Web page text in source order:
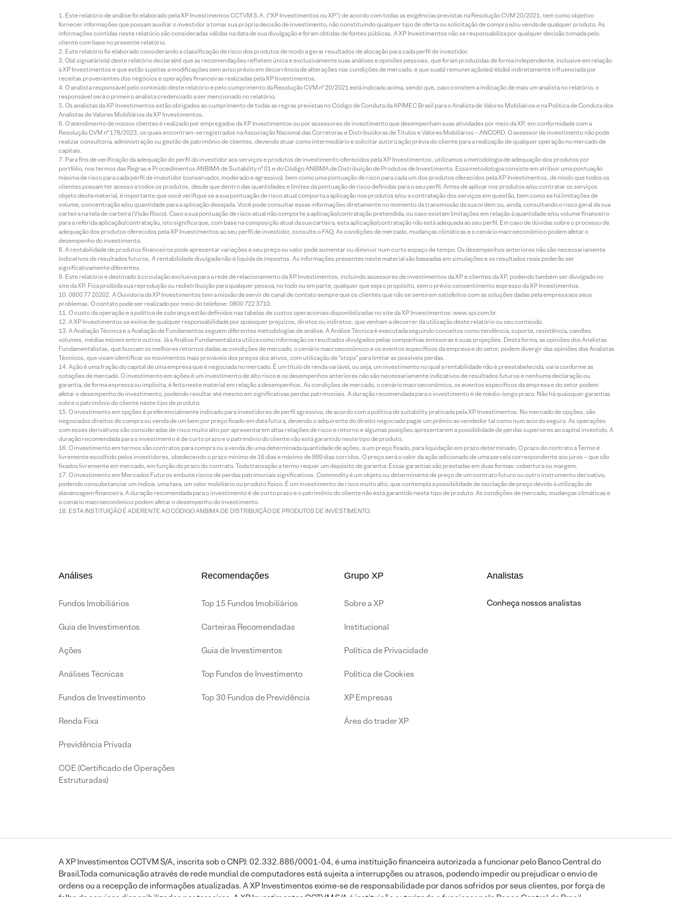
Este relatório de análise foi elaborado pela XP Investimentos CCTVM S.A. (“XP Investimentos ou XP”) de acordo com todas as exigências previstas na Resolução CVM 20/2021, tem como objetivo
fornecer informações que possam auxiliar o investidor a tomar sua própria decisão de investimento, não constituindo qualquer tipo de oferta ou solicitação de compra e/ou venda de qualquer produto. As
informações contidas neste relatório são consideradas válidas na data de sua divulgação e foram obtidas de fontes públicas. A XP Investimentos não se responsabiliza por qualquer decisão tomada pelo
cliente com base no presente relatório.
Este relatório foi elaborado considerando a classificação de risco dos produtos de modo a gerar resultados de alocação para cada perfil de investidor.
O(s) signatário(s) deste relatório declara(m) que as recomendações refletem única e exclusivamente suas análises e opiniões pessoais, que foram produzidas de forma independente, inclusive em relação
à XP Investimentos e que estão sujeitas a modificações sem aviso prévio em decorrência de alterações nas condições de mercado, e que sua(s) remuneração(es) é(são) indiretamente influenciada por
receitas provenientes dos negócios e operações financeiras realizadas pela XP Investimentos.
O analista responsável pelo conteúdo deste relatório e pelo cumprimento da Resolução CVM nº 20/2021 está indicado acima, sendo que, caso constem a indicação de mais um analista no relatório, o
responsável será o primeiro analista credenciado a ser mencionado no relatório.
Os analistas da XP Investimentos estão obrigados ao cumprimento de todas as regras previstas no Código de Conduta da APIMEC Brasil para o Analista de Valores Mobiliários e na Política de Conduta dos
Analistas de Valores Mobiliários da XP Investimentos.
O atendimento de nossos clientes é realizado por empregados da XP Investimentos ou por assessores de investimento que desempenham suas atividades por meio da XP, em conformidade com a
Resolução CVM nº 178/2023, os quais encontram-se registrados na Associação Nacional das Corretoras e Distribuidoras de Títulos e Valores Mobiliários – ANCORD. O assessor de investimento não pode
realizar consultoria, administração ou gestão de patrimônio de clientes, devendo atuar como intermediário e solicitar autorização prévia do cliente para a realização de qualquer operação no mercado de
capitais.
Para fins de verificação da adequação do perfil do investidor aos serviços e produtos de investimento oferecidos pela XP Investimentos, utilizamos a metodologia de adequação dos produtos por
portfólio, nos termos das Regras e Procedimentos ANBIMA de Suitability nº 01 e do Código ANBIMA de Distribuição de Produtos de Investimento. Essa metodologia consiste em atribuir uma pontuação
máxima de risco para cada perfil de investidor (conservador, moderado e agressivo), bem como uma pontuação de risco para cada um dos produtos oferecidos pela XP Investimentos, de modo que todos os
clientes possam ter acesso a todos os produtos, desde que dentro das quantidades e limites da pontuação de risco definidas para o seu perfil. Antes de aplicar nos produtos e/ou contratar os serviços
objeto deste material, é importante que você verifique se a sua pontuação de risco atual comporta a aplicação nos produtos e/ou a contratação dos serviços em questão, bem como se há limitações de
volume, concentração e/ou quantidade para a aplicação desejada. Você pode consultar essas informações diretamente no momento da transmissão da sua ordem ou, ainda, consultando o risco geral da sua
carteira na tela de carteira (Visão Risco). Caso a sua pontuação de risco atual não comporte a aplicação/contratação pretendida, ou caso existam limitações em relação à quantidade e/ou volume financeiro
para a referida aplicação/contratação, isto significa que, com base na composição atual da sua carteira, esta aplicação/contratação não está adequada ao seu perfil. Em caso de dúvidas sobre o processo de
adequação dos produtos oferecidos pela XP Investimentos ao seu perfil de investidor, consulte o FAQ. As condições de mercado, mudanças climáticas e o cenário macroeconômico podem afetar o
desempenho do investimento.
A rentabilidade de produtos financeiros pode apresentar variações e seu preço ou valor pode aumentar ou diminuir num curto espaço de tempo. Os desempenhos anteriores não são necessariamente
indicativos de resultados futuros. A rentabilidade divulgada não é líquida de impostos. As informações presentes neste material são baseadas em simulações e os resultados reais poderão ser
significativamente diferentes.
Este relatório é destinado à circulação exclusiva para a rede de relacionamento da XP Investimentos, incluindo assessores de investimentos da XP e clientes da XP, podendo também ser divulgado no
site da XP. Fica proibida sua reprodução ou redistribuição para qualquer pessoa, no todo ou em parte, qualquer que seja o propósito, sem o prévio consentimento expresso da XP Investimentos.
0800 77 20202. A Ouvidoria da XP Investimentos tem a missão de servir de canal de contato sempre que os clientes que não se sentirem satisfeitos com as soluções dadas pela empresa aos seus
problemas. O contato pode ser realizado por meio do telefone: 0800 722 3710.
O custo da operação e a política de cobrança estão definidos nas tabelas de custos operacionais disponibilizadas no site da XP Investimentos: www.xpi.com.br.
A XP Investimentos se exime de qualquer responsabilidade por quaisquer prejuízos, diretos ou indiretos, que venham a decorrer da utilização deste relatório ou seu conteúdo.
A Avaliação Técnica e a Avaliação de Fundamentos seguem diferentes metodologias de análise. A Análise Técnica é executada seguindo conceitos como tendência, suporte, resistência, candles,
volumes, médias móveis entre outros. Já a Análise Fundamentalista utiliza como informação os resultados divulgados pelas companhias emissoras e suas projeções. Desta forma, as opiniões dos Analistas
Fundamentalistas, que buscam os melhores retornos dadas as condições de mercado, o cenário macroeconômico e os eventos específicos da empresa e do setor, podem divergir das opiniões dos Analistas
Técnicos, que visam identificar os movimentos mais prováveis dos preços dos ativos, com utilização de “stops” para limitar as possíveis perdas.
Ação é uma fração do capital de uma empresa que é negociada no mercado. É um título de renda variável, ou seja, um investimento no qual a rentabilidade não é preestabelecida, varia conforme as
cotações de mercado. O investimento em ações é um investimento de alto risco e os desempenhos anteriores não são necessariamente indicativos de resultados futuros e nenhuma declaração ou
garantia, de forma expressa ou implícita, é feita neste material em relação a desempenhos. As condições de mercado, o cenário macroeconômico, os eventos específicos da empresa e do setor podem
afetar o desempenho do investimento, podendo resultar até mesmo em significativas perdas patrimoniais. A duração recomendada para o investimento é de médio-longo prazo. Não há quaisquer garantias
sobre o patrimônio do cliente neste tipo de produto.
O investimento em opções é preferencialmente indicado para investidores de perfil agressivo, de acordo com a política de suitability praticada pela XP Investimentos. No mercado de opções, são
negociados direitos de compra ou venda de um bem por preço fixado em data futura, devendo o adquirente do direito negociado pagar um prêmio ao vendedor tal como num acordo seguro. As operações
com esses derivativos são consideradas de risco muito alto por apresentarem altas relações de risco e retorno e algumas posições apresentarem a possibilidade de perdas superiores ao capital investido. A
duração recomendada para o investimento é de curto prazo e o patrimônio do cliente não está garantido neste tipo de produto.
O investimento em termos são contratos para compra ou a venda de uma determinada quantidade de ações, a um preço fixado, para liquidação em prazo determinado. O prazo do contrato a Termo é
livremente escolhido pelos investidores, obedecendo o prazo mínimo de 16 dias e máximo de 999 dias corridos. O preço será o valor da ação adicionado de uma parcela correspondente aos juros – que são
fixados livremente em mercado, em função do prazo do contrato. Toda transação a termo requer um depósito de garantia. Essas garantias são prestadas em duas formas: cobertura ou margem.
O investimento em Mercados Futuros embute riscos de perdas patrimoniais significativos. Commodity é um objeto ou determinante de preço de um contrato futuro ou outro instrumento derivativo,
podendo consubstanciar um índice, uma taxa, um valor mobiliário ou produto físico. É um investimento de risco muito alto, que contempla a possibilidade de oscilação de preço devido à utilização de
alavancagem financeira. A duração recomendada para o investimento é de curto prazo e o patrimônio do cliente não está garantido neste tipo de produto. As condições de mercado, mudanças climáticas e
o cenário macroeconômico podem afetar o desempenho do investimento.
ESTA INSTITUIÇÃO É ADERENTE AO CÓDIGO ANBIMA DE DISTRIBUIÇÃO DE PRODUTOS DE INVESTIMENTO.
Análises
Fundos Imobiliários
Guia de Investimentos
Ações
Análises Técnicas
Fundos de Investimento
Renda Fixa
Previdência Privada
COE (Certificado de Operações
Estruturadas)
Recomendações
Top 15 Fundos Imobiliários
Carteiras Recomendadas
Guia de Investimentos
Top Fundos de Investimento
Top 30 Fundos de Previdência
Grupo XP
Sobre a XP
Institucional
Política de Privacidade
Política de Cookies
XP Empresas
Área do trader XP
Analistas
Conheça nossos analistas
A XP Investimentos CCTVM S/A, inscrita sob o CNPJ: 02.332.886/0001-04, é uma instituição financeira autorizada a funcionar pelo Banco Central do
Brasil.Toda comunicação através de rede mundial de computadores está sujeita a interrupções ou atrasos, podendo impedir ou prejudicar o envio de
ordens ou a recepção de informações atualizadas. A XP Investimentos exime-se de responsabilidade por danos sofridos por seus clientes, por força de